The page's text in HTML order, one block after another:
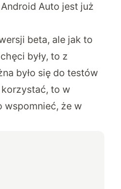
Auto jest już
beta, ale jak to
były, to z
było się do testów
to w
wspomnieć, że w